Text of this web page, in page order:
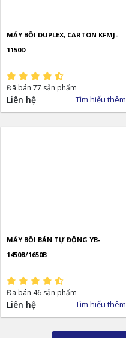
MÁY BỒI DUPLEX, CARTON KFMJ-
1150D
Đã bán 77 sản phẩm
Liên hệ Tìm hiểu thêm
MÁY BỒI BÁN TỰ ĐỘNG YB-
1450B/1650B
Đã bán 46 sản phẩm
Liên hệ Tìm hiểu thêm